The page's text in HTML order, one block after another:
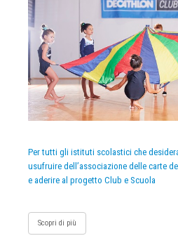
Per tutti gli istituti scolastici che
usufruire dell’associazione delle carte
e aderire al progetto Club e Scuola
Scopri di più